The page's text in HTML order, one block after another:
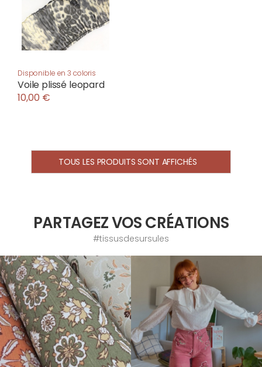
Disponible en 3 coloris
Voile plissé leopard
10,00 €
TOUS LES PRODUITS SONT AFFICHÉS
PARTAGEZ VOS CRÉATIONS
#tissusdesursules